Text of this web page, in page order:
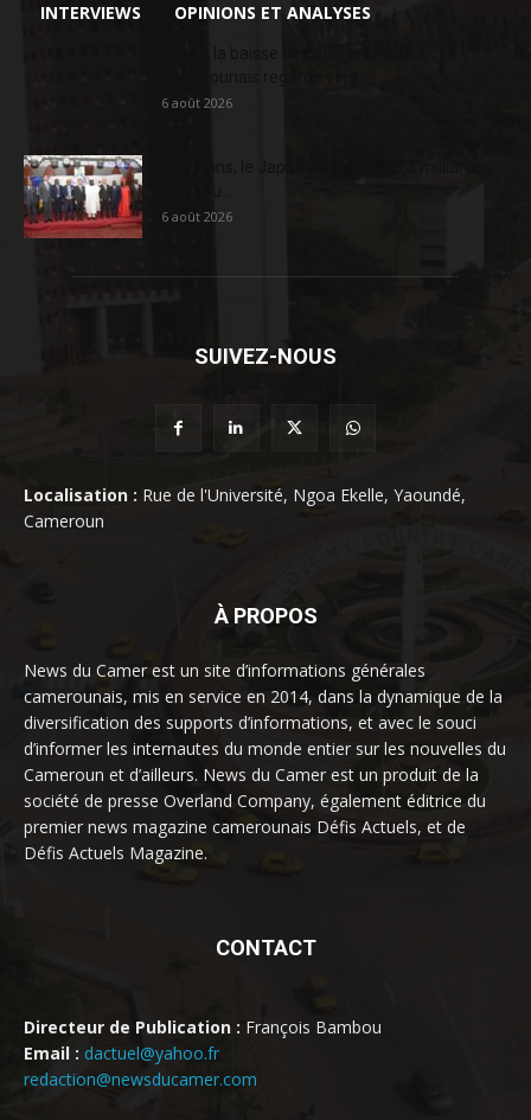
INTERVIEWS OPINIONS ET ANALYSES
6 août 2026
6 août 2026
SUIVEZ-NOUS
Localisation : Rue de l'Université, Ngoa Ekelle, Yaoundé,
Cameroun
À PROPOS
News du Camer est un site d’informations générales
camerounais, mis en service en 2014, dans la dynamique de la
diversification des supports d’informations, et avec le souci
d’informer les internautes du monde entier sur les nouvelles du
Cameroun et d’ailleurs. News du Camer est un produit de la
société de presse Overland Company, également éditrice du
premier news magazine camerounais Défis Actuels, et de
Défis Actuels Magazine.
CONTACT
Directeur de Publication : François Bambou
Email : dactuel@yahoo.fr
redaction@newsducamer.com